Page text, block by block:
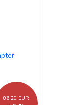
86,20 EUR